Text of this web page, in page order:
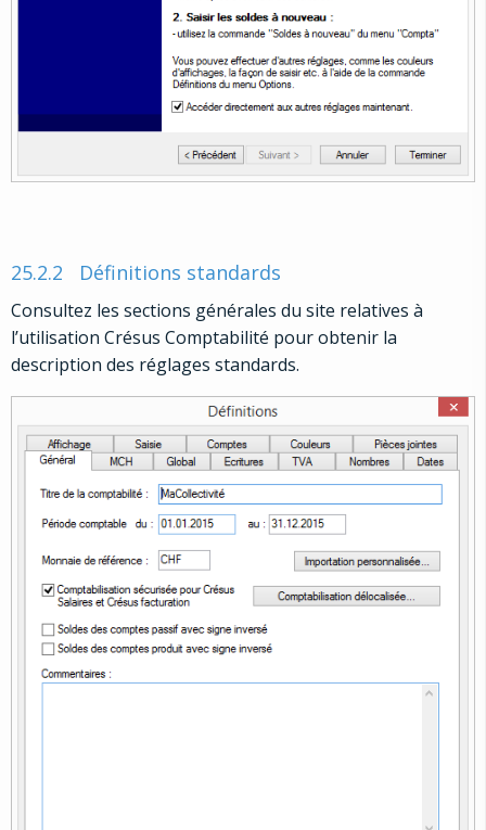
25.2.2 Définitions standards
Consultez les sections générales du site relatives à
l’utilisation Crésus Comptabilité pour obtenir la
description des réglages standards.